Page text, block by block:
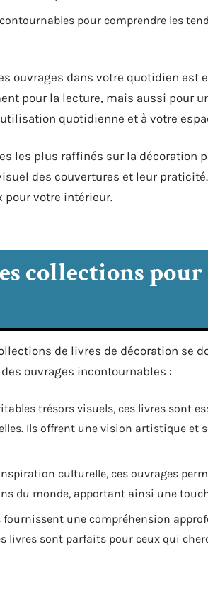
pour comprendre les
ouvrages dans votre quotidien est
pour la lecture, mais aussi pour
quotidienne et à votre
les plus raffinés sur la décoration
des couvertures et leur
pour votre intérieur.
collections
de livres de décoration se
ouvrages incontournables :
trésors visuels, ces livres sont
Ils offrent une vision artistique et
culturelle, ces ouvrages
du monde, apportant ainsi une
fournissent une compréhension
livres sont parfaits pour ceux qui